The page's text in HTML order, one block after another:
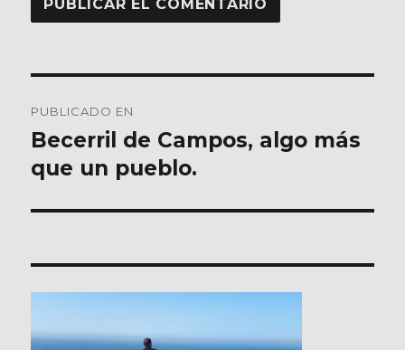
de
entradas
PUBLICADO EN
Becerril de Campos, algo más
que un pueblo.